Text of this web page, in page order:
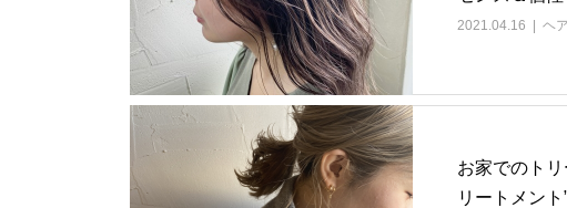
2021.04.16 ヘ
お家でのト
リートメント